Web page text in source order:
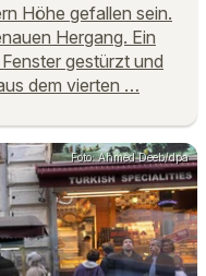
Höhe gefallen sein.
Hergang. Ein
gestürzt und
dem vierten …
Foto: Ahmed Deeb/dpa